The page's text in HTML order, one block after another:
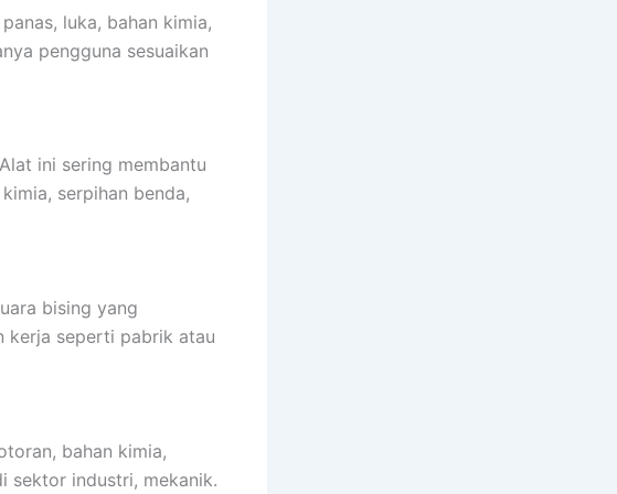
luka, bahan kimia,
pengguna sesuaikan
ini sering membantu
serpihan benda,
bising yang
kerja seperti pabrik atau
bahan kimia,
sektor industri, mekanik.